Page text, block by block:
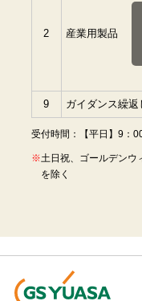
2 産業用製品
9 ガイダンス繰返
受付時間：【平日】9：
土日祝、ゴールデンウ
を除く